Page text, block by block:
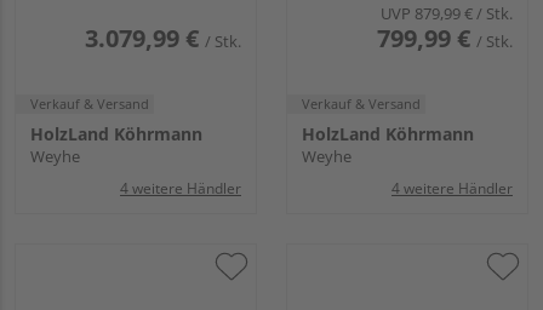
3.079,99 € / Stk.
Verkauf & Versand
HolzLand Köhrmann
Weyhe
4 weitere Händler
UVP 879,99 €/ Stk.
799,99 € / Stk.
Verkauf & Versand
HolzLand Köhrmann
Weyhe
4 weitere Händler